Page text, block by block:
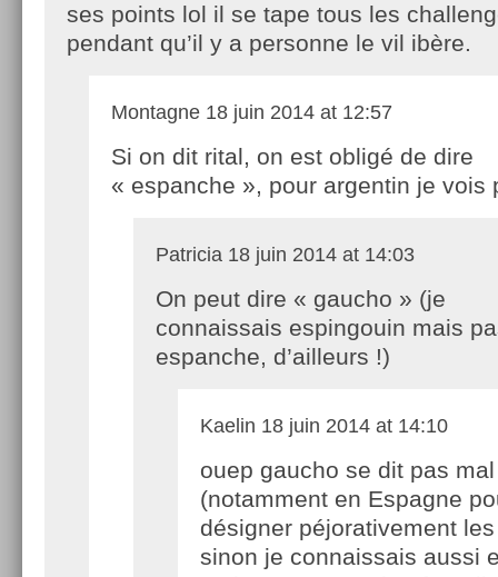
ses points lol il se tape tous les
pendant qu’il y a personne le vil ibère.
Montagne 18 juin 2014 at 12:57
Si on dit rital, on est obligé de dire
« espanche », pour argentin je vois
Patricia 18 juin 2014 at 14:03
On peut dire « gaucho » (je
connaissais espingouin mais
espanche, d’ailleurs !)
Kaelin 18 juin 2014 at 14:10
ouep gaucho se dit pas mal
(notamment en Espagne
désigner péjorativement
sinon je connaissais aussi